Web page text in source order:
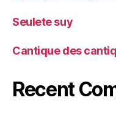
Seulete suy
Cantique des
Recent